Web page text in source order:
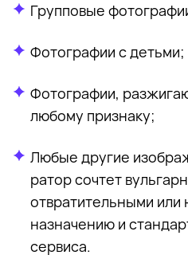
Груп­по­вые
Фо­то­гра­фии с детьми;
Фо­то­гра­фии,
лю­бо­му при­зна­ку;
Лю­бые дру­гие
ра­тор со­чтет
от­вра­ти­тель­ны­ми
на­зна­че­нию и
сер­виса.